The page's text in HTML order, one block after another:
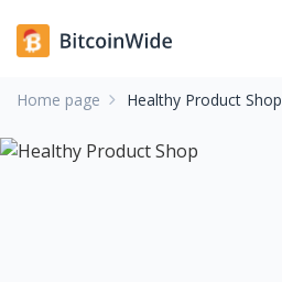
Home page Healthy Product Shop